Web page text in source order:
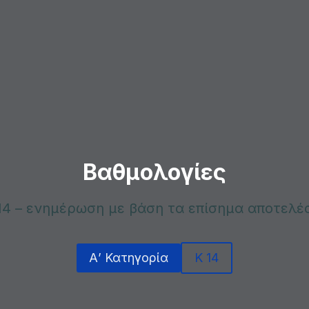
Βαθμολογίες
– ενημέρωση με βάση τα επίσημα
Α’ Κατηγορία K 14